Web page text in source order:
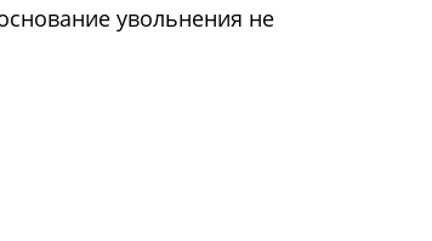
увольнения не